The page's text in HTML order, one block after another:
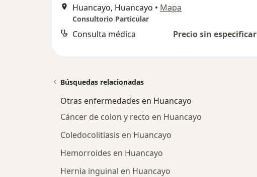
Huancayo, Huancayo • Mapa
Consultorio Particular
Consulta médica Precio sin especificar
Búsquedas relacionadas
Otras enfermedades en Huancayo
Cáncer de colon y recto en Huancayo
Coledocolitiasis en Huancayo
Hemorroides en Huancayo
Hernia inguinal en Huancayo